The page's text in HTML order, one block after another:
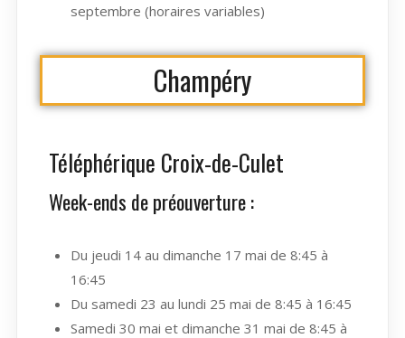
septembre (horaires variables)
Champéry
Téléphérique Croix-de-Culet
Week-ends de préouverture :
Du jeudi 14 au dimanche 17 mai de 8:45 à
16:45
Du samedi 23 au lundi 25 mai de 8:45 à 16:45
Samedi 30 mai et dimanche 31 mai de 8:45 à